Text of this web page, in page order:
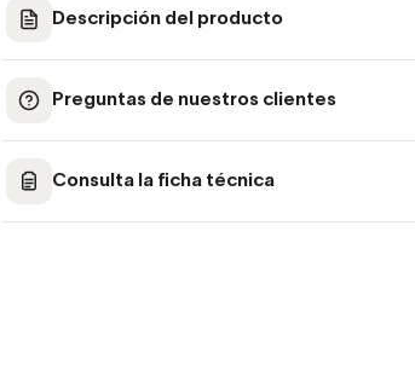
Descripción del producto
Preguntas de nuestros clientes
Consulta la ficha técnica